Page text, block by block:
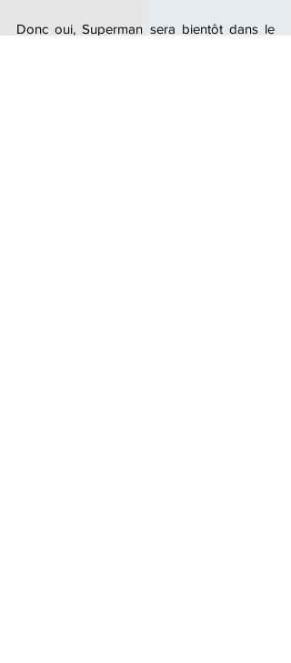
Donc oui, Superman sera bientôt dans le